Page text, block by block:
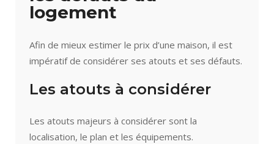
logement
Afin de mieux estimer le prix d’une maison, il est
impératif de considérer ses atouts et ses défauts.
Les atouts à considérer
Les atouts majeurs à considérer sont la
localisation, le plan et les équipements.